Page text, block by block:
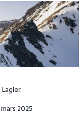
Lagier
2025